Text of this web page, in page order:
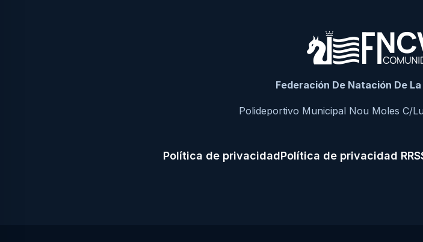
Federación De Natación De
Polideportivo Municipal Nou Moles C/
Política de privacidadPolítica de privacidad